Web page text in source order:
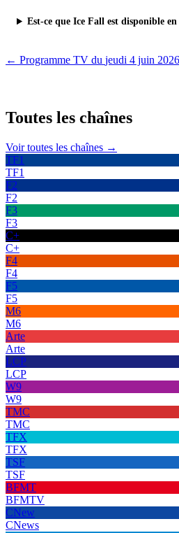
Est-ce que Ice Fall est disponible
← Programme TV du jeudi 4 juin 2026
Toutes les chaînes
Voir toutes les chaînes →
TF1
TF1
F2
F2
F3
F3
C+
C+
F4
F4
F5
F5
M6
M6
Arte
Arte
LCP
LCP
W9
W9
TMC
TMC
TFX
TFX
TSF
TSF
BFMT
BFMTV
CNew
CNews